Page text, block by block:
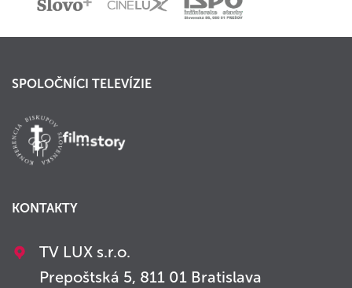
SPOLOČNÍCI TELEVÍZIE
KONTAKTY
TV LUX s.r.o.
Prepoštská 5, 811 01 Bratislava